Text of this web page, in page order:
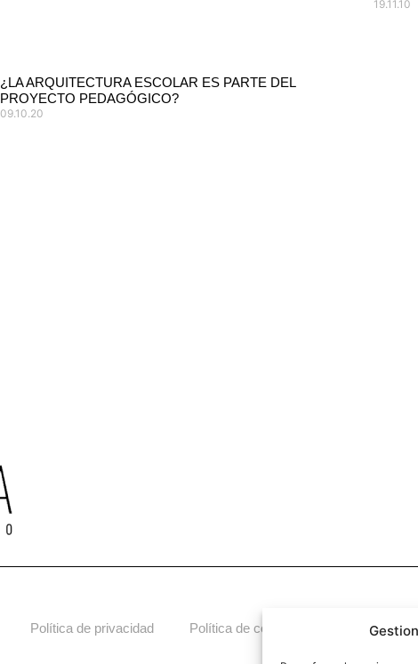
¿LA ARQUITECTURA ESCOLAR ES PARTE DEL
PROYECTO PEDAGÓGICO?
09.10.20
19.11.10
Política de privacidad Política de cookies